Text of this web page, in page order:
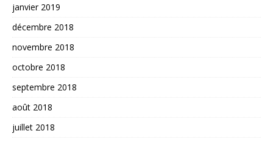
janvier 2019
décembre 2018
novembre 2018
octobre 2018
septembre 2018
août 2018
juillet 2018